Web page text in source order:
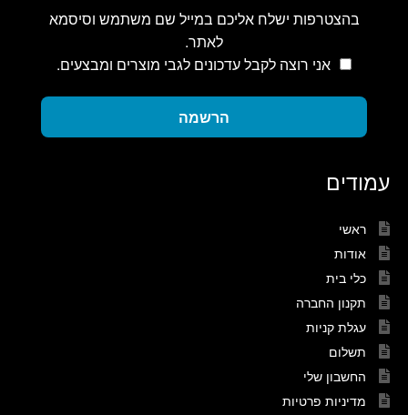
בהצטרפות ישלח אליכם במייל שם משתמש וסיסמא
לאתר.
אני רוצה לקבל עדכונים לגבי מוצרים ומבצעים.
הרשמה
עמודים
ראשי
אודות
כלי בית
תקנון החברה
עגלת קניות
תשלום
החשבון שלי
מדיניות פרטיות